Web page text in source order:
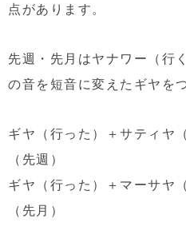
点があります。
先週・先月はヤナワー（行
の音を短音に変えたギヤを
ギヤ（行った）＋サティヤ
（先週）
ギヤ（行った）＋マーサヤ
（先月）